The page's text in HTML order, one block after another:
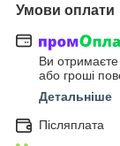
Умови оплати
Ви
або гроші
Детальніше
Післяплата